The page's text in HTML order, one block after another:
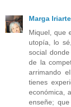
Marga Iriarte
Miquel, que
utopía, lo
social
de la
arrimando
tienes
económica,
enseñe;